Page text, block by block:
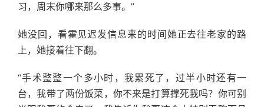
习，周末你哪来那么多事。”
她没回，看霍见迟发信息来的时间她正去往老家的路
上，她接着往下翻。
“手术整整一个多小时，我累死了，过半小时还有一
台，我带了两份饭菜，你不来是打算撑死我吗？你可别